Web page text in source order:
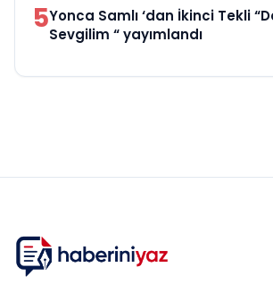
5Yonca Samlı ‘dan İkinci Tekli
Sevgilim “ yayımlandı